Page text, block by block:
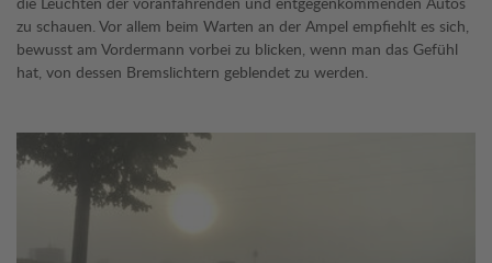
zu schauen. Vor allem beim Warten an der Ampel empfiehlt es sich,
bewusst am Vordermann vorbei zu blicken, wenn man das Gefühl
hat, von dessen Bremslichtern geblendet zu werden.